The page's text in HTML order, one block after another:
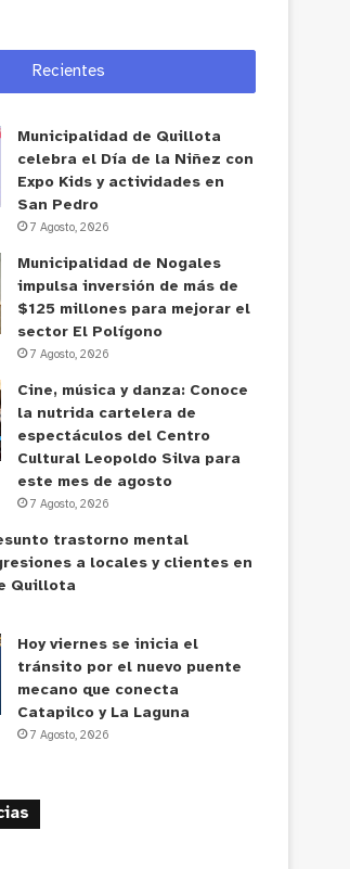
Recientes
Municipalidad de Quillota
celebra el Día de la Niñez con
Expo Kids y actividades en
San Pedro
7 Agosto, 2026
Municipalidad de Nogales
impulsa inversión de más de
$125 millones para mejorar el
sector El Polígono
7 Agosto, 2026
Cine, música y danza: Conoce
la nutrida cartelera de
espectáculos del Centro
Cultural Leopoldo Silva para
este mes de agosto
7 Agosto, 2026
trastorno mental
a locales y clientes en
Quillota
Hoy viernes se inicia el
tránsito por el nuevo puente
mecano que conecta
Catapilco y La Laguna
7 Agosto, 2026